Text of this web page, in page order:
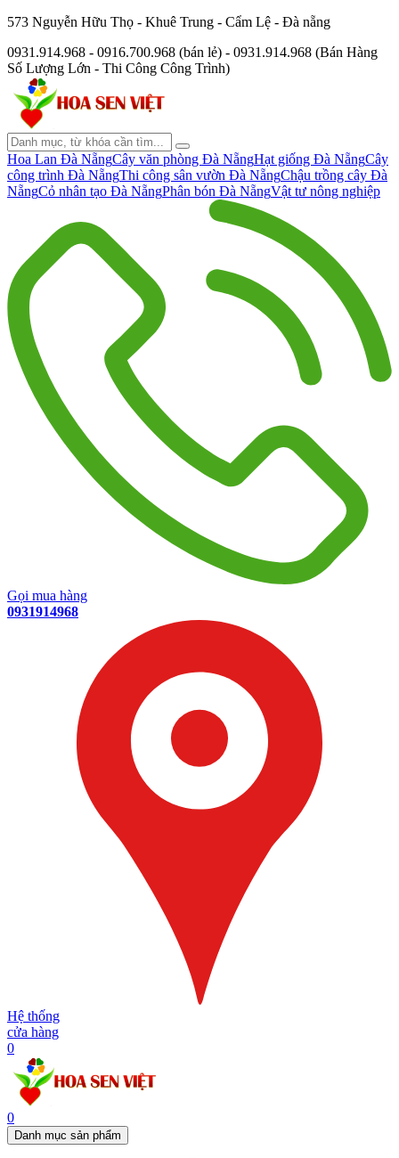
573 Nguyễn Hữu Thọ - Khuê Trung - Cẩm Lệ - Đà nẵng
0931.914.968 - 0916.700.968 (bán lẻ) - 0931.914.968 (Bán Hàng
Số Lượng Lớn - Thi Công Công Trình)
Hoa Lan Đà NẵngCây văn phòng Đà NẵngHạt giống Đà NẵngCây
công trình Đà NẵngThi công sân vườn Đà NẵngChậu trồng cây Đà
NẵngCỏ nhân tạo Đà NẵngPhân bón Đà NẵngVật tư nông nghiệp
Gọi mua hàng
0931914968
Hệ thống
cửa hàng
0
0
Danh mục sản phẩm